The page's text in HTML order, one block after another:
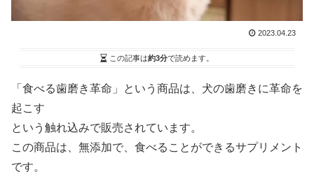
2023.04.23
この記事は約3分で読めます。
「食べる歯磨き革命」という商品は、犬の歯磨きに革命を
起こす
という触れ込みで販売されています。
この商品は、無添加で、食べることができるサプリメント
です。